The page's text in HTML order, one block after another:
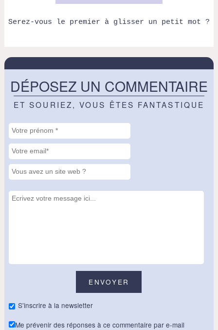
Serez-vous le premier à glisser un petit mot ?
DÉPOSEZ UN COMMENTAIRE
ET SOURIEZ, VOUS ÊTES FANTASTIQUE
S'inscrire à la newsletter
Me prévenir des réponses à ce commentaire par e-mail